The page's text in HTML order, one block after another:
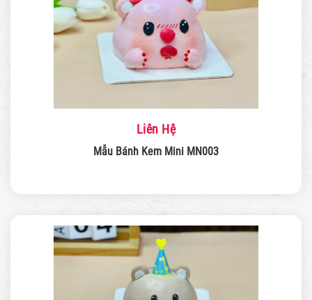
Liên Hệ
Mẫu Bánh Kem Mini MN003